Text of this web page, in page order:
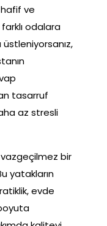
hafif ve
odalara
üstleniyorsanız,
tasarruf
az stresli
vazgeçilmez bir
yatakların
evde